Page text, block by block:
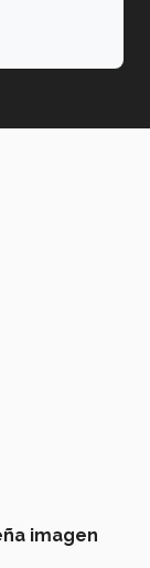
imagen